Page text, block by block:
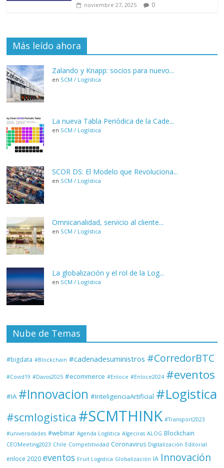
noviembre 27, 2025 0
Más leído ahora
Zalando y Knapp: socios para nuevo...
en SCM / Logística
La nueva Tabla Periódica de la Cade...
en SCM / Logística
SCOR DS: El Modelo que Revoluciona...
en SCM / Logística
Omnicanalidad, servicio al cliente...
en SCM / Logística
La globalización y el rol de la Log...
en SCM / Logística
Nube de Temas
#bigdata #Blockchain #cadenadesuministros #CorredorBTC
#Covid19 #Davos2025 #ecommerce #Enloce #Enloce2024 #eventos
#IA #Innovacion #InteligenciaArtificial #Logistica
#scmlogistica #SCMTHINK #Transport2023
#universidades #webinar Agenda Logística Algeciras ALOG Blockchain
CEOMeeting2023 Chile Competitividad Coronavirus Digitalización Editorial
enloce 2020 eventos Fruit Logistica Globalización IA Innovación